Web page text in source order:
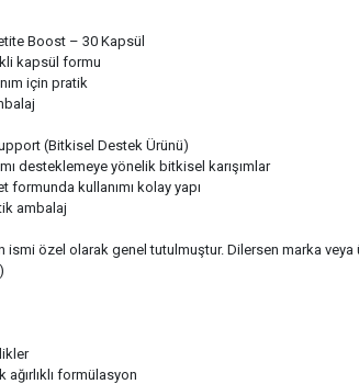
Boost – 30 Kapsül
kapsül formu
için pratik
(Bitkisel Destek Ürünü)
desteklemeye yönelik bitkisel karışımlar
kullanımı kolay yapı
ambalaj
ismi özel olarak genel tutulmuştur. Dilersen marka veya
formülasyon